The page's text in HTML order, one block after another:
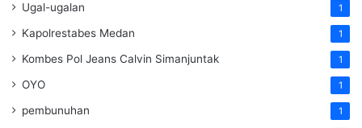
Ugal-ugalan 1
Kapolrestabes Medan 1
Kombes Pol Jeans Calvin Simanjuntak 1
OYO 1
pembunuhan 1